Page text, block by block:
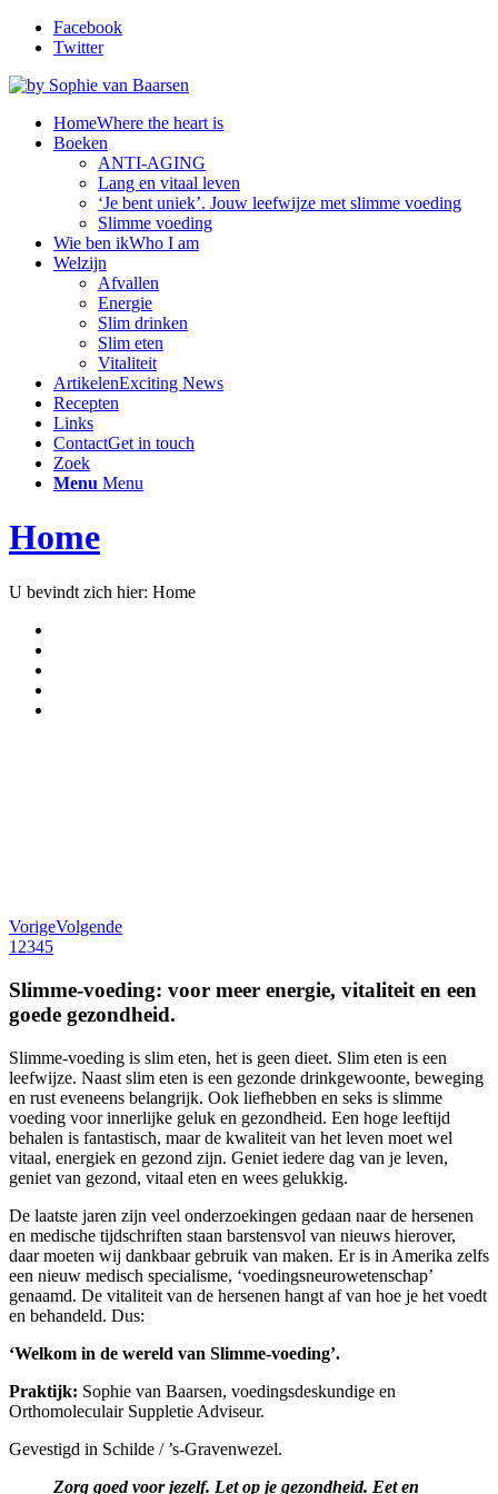
Facebook
Twitter
HomeWhere the heart is
Boeken
ANTI-AGING
Lang en vitaal leven
‘Je bent uniek’. Jouw leefwijze met slimme voeding
Slimme voeding
Wie ben ikWho I am
Welzijn
Afvallen
Energie
Slim drinken
Slim eten
Vitaliteit
ArtikelenExciting News
Recepten
Links
ContactGet in touch
Zoek
Menu Menu
Home
U bevindt zich hier: Home
VorigeVolgende
1 2345
Slimme-voeding: voor meer energie, vitaliteit en een
goede gezondheid.
Slimme-voeding is slim eten, het is geen dieet. Slim eten is een
leefwijze. Naast slim eten is een gezonde drinkgewoonte, beweging
en rust eveneens belangrijk. Ook liefhebben en seks is slimme
voeding voor innerlijke geluk en gezondheid. Een hoge leeftijd
behalen is fantastisch, maar de kwaliteit van het leven moet wel
vitaal, energiek en gezond zijn. Geniet iedere dag van je leven,
geniet van gezond, vitaal eten en wees gelukkig.
De laatste jaren zijn veel onderzoekingen gedaan naar de hersenen
en medische tijdschriften staan barstensvol van nieuws hierover,
daar moeten wij dankbaar gebruik van maken. Er is in Amerika zelfs
een nieuw medisch specialisme, ‘voedingsneurowetenschap’
genaamd. De vitaliteit van de hersenen hangt af van hoe je het voedt
en behandeld. Dus:
‘Welkom in de wereld van Slimme-voeding’.
Praktijk: Sophie van Baarsen, voedingsdeskundige en
Orthomoleculair Suppletie Adviseur.
Gevestigd in Schilde / ’s-Gravenwezel.
Zorg goed voor jezelf. Let op je gezondheid. Eet en